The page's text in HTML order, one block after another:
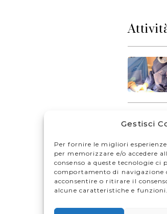
Gestisci
Per fornire le migliori
per memorizzare e/o accedere
consenso a queste tecnologie
comportamento di navigazione
acconsentire o ritirare il
alcune caratteristiche e funzioni.